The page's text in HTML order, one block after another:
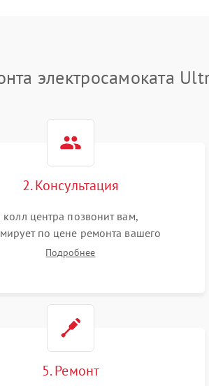
электросамоката
2. Консультация
центра позвонит вам,
по цене ремонта вашего
а также ответит на все ваши
Подробнее
5. Ремонт